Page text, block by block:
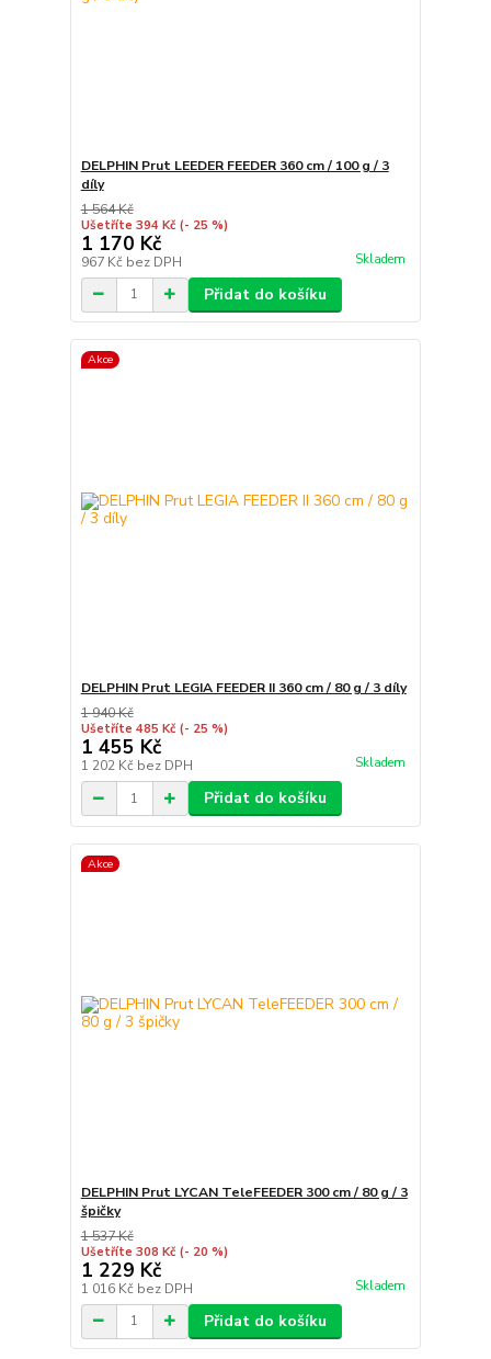
DELPHIN Prut LEEDER FEEDER 360 cm / 100 g / 3
díly
1 564 Kč
Ušetříte 394 Kč (- 25 %)
1 170 Kč
967 Kč bez DPH Skladem
Přidat do košíku
Akce
DELPHIN Prut LEGIA FEEDER II 360 cm / 80 g / 3 díly
1 940 Kč
Ušetříte 485 Kč (- 25 %)
1 455 Kč
1 202 Kč bez DPH Skladem
Přidat do košíku
Akce
DELPHIN Prut LYCAN TeleFEEDER 300 cm / 80 g / 3
špičky
1 537 Kč
Ušetříte 308 Kč (- 20 %)
1 229 Kč
1 016 Kč bez DPH Skladem
Přidat do košíku